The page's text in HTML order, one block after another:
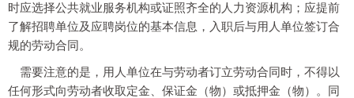
时应选择公共就业服务机构或证照齐全的人力资源机构；应提前
了解招聘单位及应聘岗位的基本信息，入职后与用人单位签订合
规的劳动合同。
需要注意的是，用人单位在与劳动者订立劳动合同时，不得以
任何形式向劳动者收取定金、保证金（物）或抵押金（物）。同